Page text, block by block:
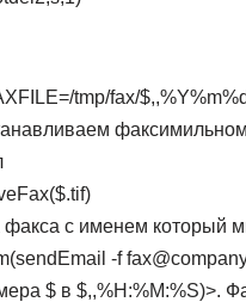
tmp/fax/$
с именем который
-f
$ в $,,%H:%M:%S)>.